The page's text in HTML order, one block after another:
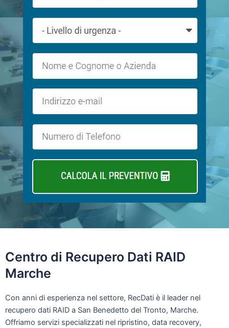
Centro di Recupero Dati RAID
Marche
Con anni di esperienza nel settore, RecDati è il leader nel
recupero dati RAID a San Benedetto del Tronto, Marche.
Offriamo servizi specializzati nel ripristino, data recovery,